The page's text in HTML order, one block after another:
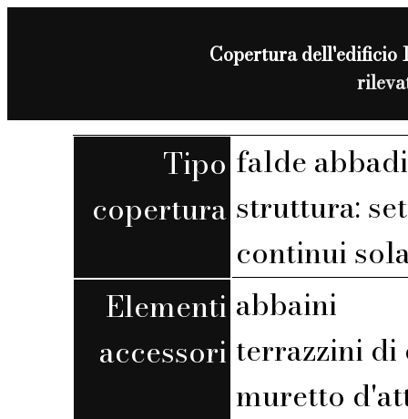
Copertura dell'edificio
Tipo
copertura
falde
struttura:
continui
Elementi
accessori
abbaini
terrazzini
muretto